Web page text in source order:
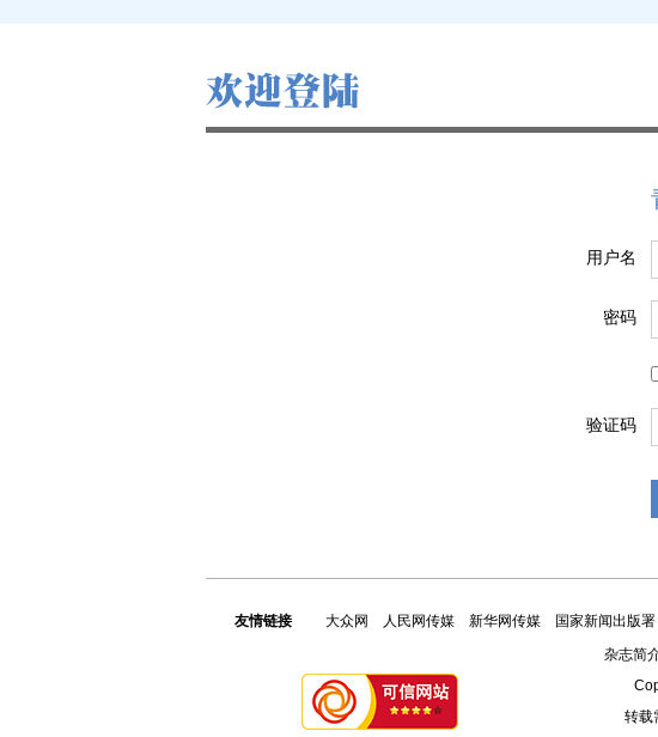
用户名
密码
验证码
友情链接 大众网 人民网传媒 新华网传媒 国家新闻出版署
杂志简
转载